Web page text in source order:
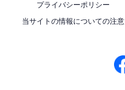
プライバシーポリシー
当サイトの情報についての注意